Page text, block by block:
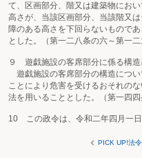
て、区画部分、階又は建築物にお
高さが、当該区画部分、当該階又
障のある高さを下回らないもので
とした。（第一二八条の六～第一二
９ 遊戯施設の客席部分に係る構
遊戯施設の客席部分の構造につ
ことにより危害を受けるおそれの
法を用いることとした。（第一四四
10 この政令は、令和二年四月一日
PICK UP!法